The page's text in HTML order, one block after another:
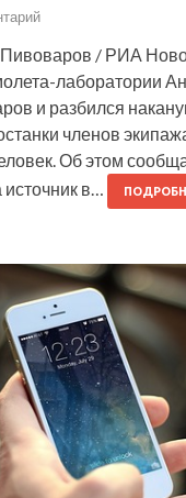
/ РИА
лаборатории
и разбился
членов
Об этом
в…